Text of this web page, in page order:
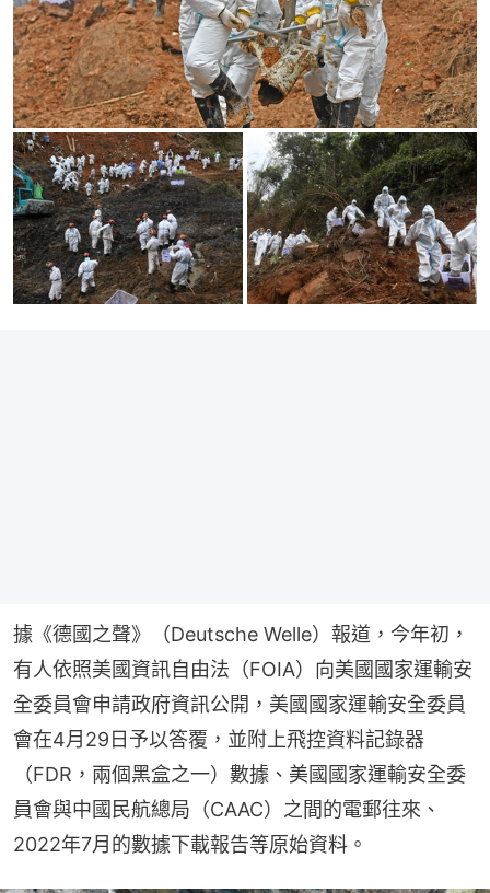
據《德國之聲》（Deutsche Welle）報道，今年初，
有人依照美國資訊自由法（FOIA）向美國國家運輸安
全委員會申請政府資訊公開，美國國家運輸安全委員
會在4月29日予以答覆，並附上飛控資料記錄器
（FDR，兩個黑盒之一）數據、美國國家運輸安全委
員會與中國民航總局（CAAC）之間的電郵往來、
2022年7月的數據下載報告等原始資料。